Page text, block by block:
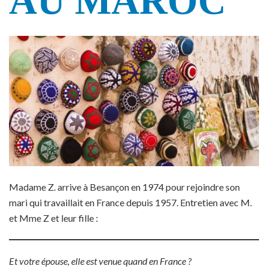
Madame Z. arrive à Besançon en 1974 pour rejoindre son
mari qui travaillait en France depuis 1957. Entretien avec M.
et Mme Z et leur fille :
Et votre épouse, elle est venue quand en France ?